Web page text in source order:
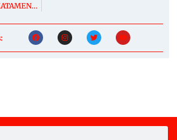
ALERTAS DE DESMATAMENTO SOMAM 2.874,38 KM² E INDICAM MENOR ACUMULADO DO DETER DA HISTÓRIA